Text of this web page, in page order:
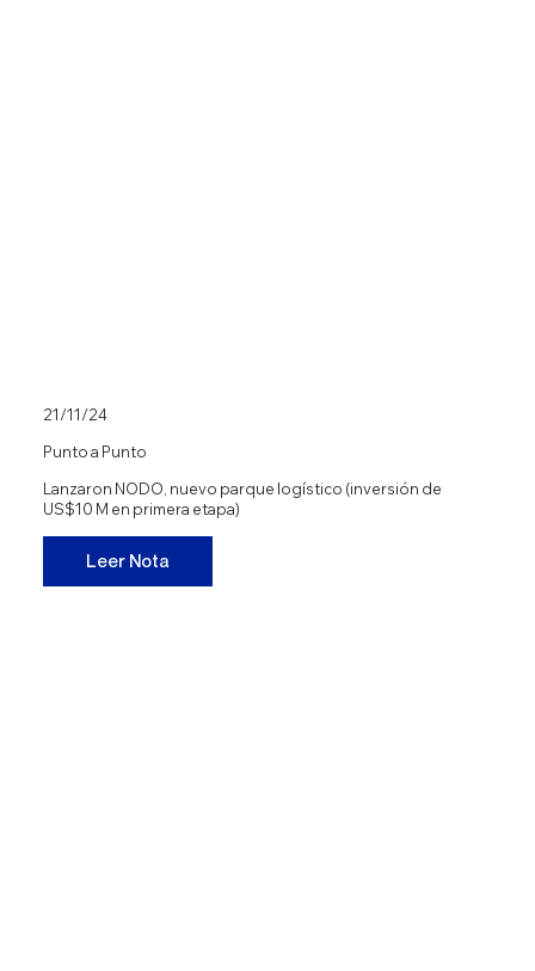
21/11/24
Punto a Punto
Lanzaron NODO, nuevo parque logístico (inversión de
US$10 M en primera etapa)
Leer Nota